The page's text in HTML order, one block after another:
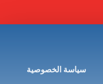
سياسة الخصوصية